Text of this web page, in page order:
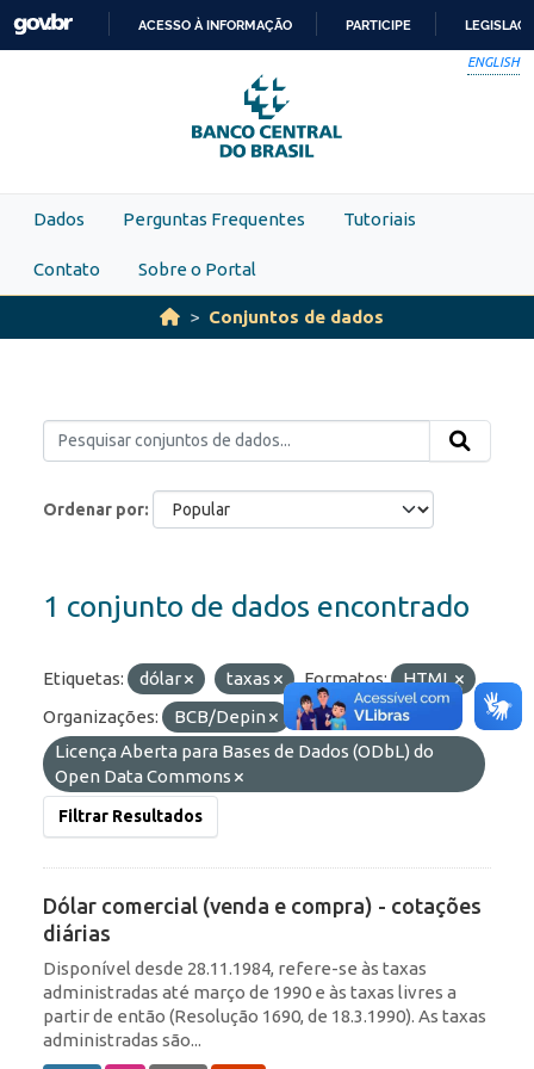
Skip to main content
PARA
O
CONTEÚDO
ACESSO À INFORMAÇÃO PARTICIPE
ENGLISH
Dados Perguntas Frequentes Tutoriais
Contato Sobre o Portal
Conjuntos de dados
Ordenar por
1 conjunto de dados encontrado
Etiquetas: dólar taxas Formatos:
HTML
Organizações:
BCB/Depin
Licenças:
Licença Aberta para Bases de Dados (ODbL) do
Open Data Commons
Filtrar Resultados
Dólar comercial (venda e compra) - cotações
diárias
Disponível desde 28.11.1984, refere-se às taxas
administradas até março de 1990 e às taxas livres a
partir de então (Resolução 1690, de 18.3.1990). As taxas
administradas são...